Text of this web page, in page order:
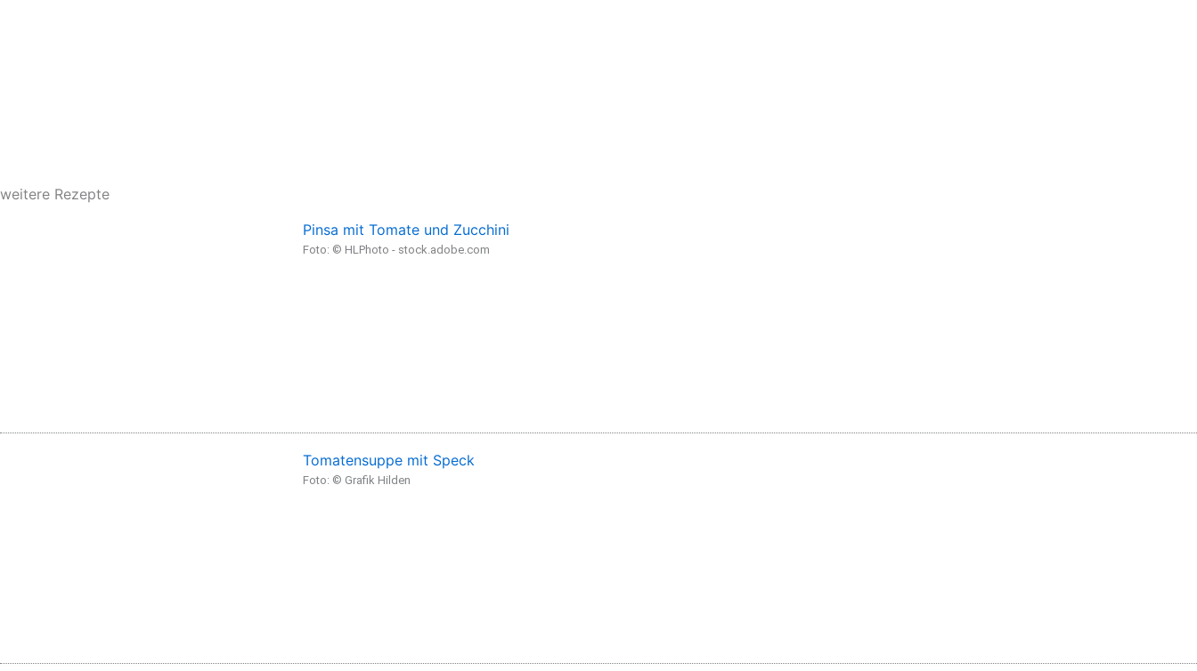
weitere Rezepte
Pinsa mit Tomate und Zucchini
Foto: © HLPhoto - stock.adobe.com
Tomatensuppe mit Speck
Foto: © Grafik Hilden